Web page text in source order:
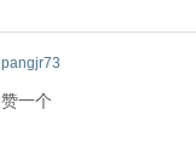
pangjr73
赞一个